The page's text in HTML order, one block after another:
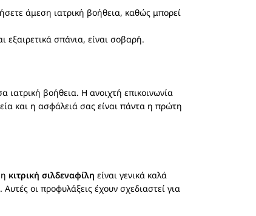
άμεση ιατρική βοήθεια, καθώς μπορεί
εξαιρετικά σπάνια, είναι σοβαρή.
ιατρική βοήθεια. Η ανοιχτή επικοινωνία
και η ασφάλειά σας είναι πάντα η πρώτη
κιτρική σιλδεναφίλη είναι γενικά καλά
οι προφυλάξεις έχουν σχεδιαστεί για